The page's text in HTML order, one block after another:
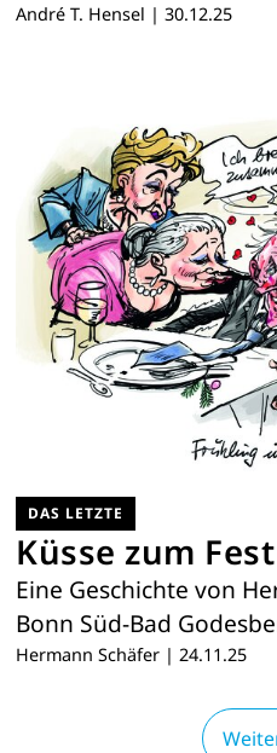
André T. Hensel | 30.12.25
DAS LETZTE
Küsse zum Fest
Eine Geschichte von
Bonn Süd-Bad
Hermann Schäfer | 24.11.25